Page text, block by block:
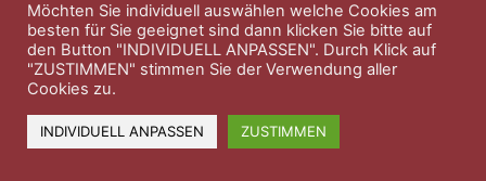
Möchten Sie individuell auswählen welche Cookies am
besten für Sie geeignet sind dann klicken Sie bitte auf
den Button "INDIVIDUELL ANPASSEN". Durch Klick auf
"ZUSTIMMEN" stimmen Sie der Verwendung aller
Cookies zu.
INDIVIDUELL ANPASSEN ZUSTIMMEN